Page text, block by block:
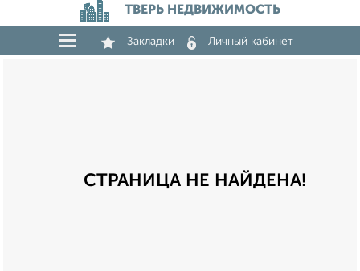
ТВЕРЬ НЕДВИЖИМОСТЬ
Закладки Личный кабинет
СТРАНИЦА НЕ НАЙДЕНА!